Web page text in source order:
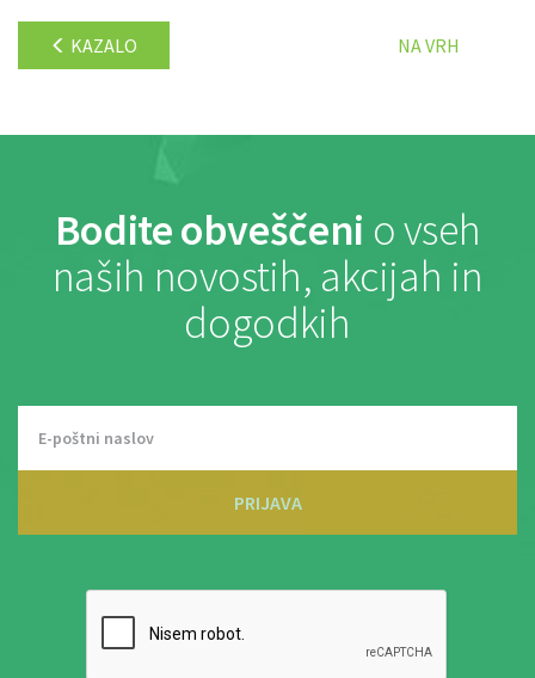
KAZALO NA VRH
Bodite obveščeni o vseh
naših novostih, akcijah in
dogodkih
PRIJAVA